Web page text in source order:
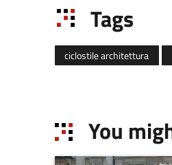
Tags
ciclostile architettura
You